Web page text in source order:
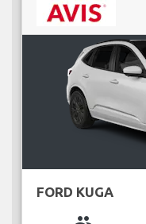
FORD KUGA